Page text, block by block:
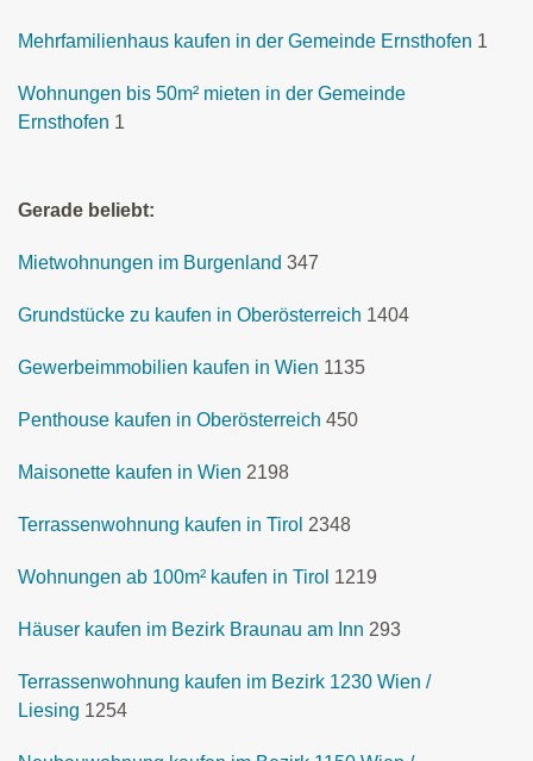
Mehrfamilienhaus kaufen in der Gemeinde Ernsthofen 1
Wohnungen bis 50m² mieten in der Gemeinde
Ernsthofen 1
Gerade beliebt:
Mietwohnungen im Burgenland 347
Grundstücke zu kaufen in Oberösterreich 1404
Gewerbeimmobilien kaufen in Wien 1135
Penthouse kaufen in Oberösterreich 450
Maisonette kaufen in Wien 2198
Terrassenwohnung kaufen in Tirol 2348
Wohnungen ab 100m² kaufen in Tirol 1219
Häuser kaufen im Bezirk Braunau am Inn 293
Terrassenwohnung kaufen im Bezirk 1230 Wien /
Liesing 1254